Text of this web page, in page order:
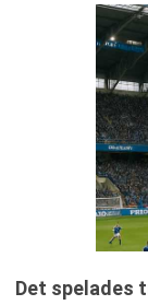
Det spelades